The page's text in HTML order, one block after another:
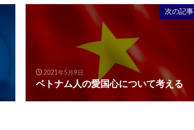
次の記事
2021年5月9日
ベトナム人の愛国心について考える